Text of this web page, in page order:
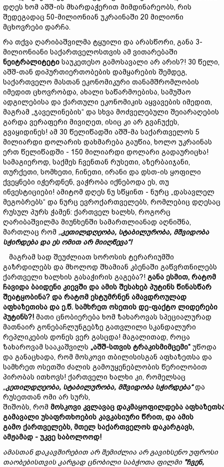
დღეს ხომ აშშ-ის მხარდაჭერით მიმდინარეობს, რის
შედეგადაც 50-მილიონიან უკრაინაში 20 მილიონი
მცხოვრები დარჩა.
რა თქვა ღარიბაშვილმა ტყუილი და არასწორი, განა 3-
მილიონიანი საქართველოსთვის ამ ვითარებაში
ნეიტრალიტეტი საუკეთესო გამოსავალი არ არის?! 30 წელი,
აშშ-თან დიპურთიერთობების დამყარების შემდეგ,
საქართველო მასთან ეკონომიკური თანამშრომლობის
იმედით ცხოვრობდა, ახალი საწარმოებისა, სამუშაო
ადგილებისა და ქართული ეკონომიკის აყვავების იმედით,
მაგრამ „ჯაველინების“ და სხვა მოძველებული შეიარაღების
გარდა ვერაფერი მივიღეთ, ისიც კი არ გვაჩუქეს,
გვაყიდინეს! ამ 30 წელიწადში აშშ-მა საქართველოს 5
მილიარდი დოლარის დახმარება გაუწია, ხოლო უკრაინას
ერთ წელიწადში - 150 მილიარდი დოლარი გადაურიცხა!
სამაგიეროდ, საქმეს ჩვენთან რუსეთი, აზერბაიჯანი,
თურქეთი, სომხეთი, ჩინეთი, ირანი და დსთ-ის ყოფილი
ქვეყნები იჭერდნენ, ვაჭრობა იქნებოდა ეს, თუ
ინვესტიციები! ამიტომ დღეს ნუ სწყინთ - ნურც „დასავლელ
მეგობრებს“ და ნურც ევროქართველებს, რომლებიც დღესაც
რუსულ პურს ჭამენ: ქართველ ხალხს, როგორც
ღარიბაშვილმა მიუნხენში სამართლიანად აღნიშნა,
მართლაც რომ „კეთილდღეობა, სტაბილურობა, მშვიდობა
სჭირდება და ეს ომით არ მიიღწევა“!
მაგრამ სად შეუძლიათ სოროსის ტერარიუმში
გაზრდილებს და მხოლოდ შხამიან კბენაში გაწვრთნილებს
ქართველი ხალხის გასაჭირის გაგება?! განა ესმით, რატომ
ჩავიდა ბაიდენი კიევში და ამის შესახებ პუტინს წინასწარ
შეატყობინა? და რატომ ესტუმრნენ ამავდროულად
აფხაზეთისა და ე.წ. სამხრეთ ოსეთის დე-ფაქტო ლიდერები
პუტინს?! მათი ცნობიერება ხომ ზახაროვას სპეციალურად
მათნაირ გონებაჩლუნგებზე გათვლილი სკანდალური
რეპლიკების დონეს ვერ გასცდა! მაგალითად, როცა
ზახაროვამ სააკაშვილს „აშშ-სთვის ტრაკისმიმცემი“ უწოდა
და განაცხადა, რომ მოსკოვი თბილისისგან აფხაზეთსა და
სამხრეთ ოსეთში ძალის გამოუყენებლობის წერილობით
პირობას ითხოვს! ქართველი ხალხი კი, რომელსაც
„კეთილდღეობა, სტაბილურობა, მშვიდობა სჭირდება“და
რუსეთთან ომი არ სურს,
შიშობს, რომ მოსკოვი კვლავაც დაკმაყოფილდება
გამავალი უსაფრთხოების კავკასიური წრით, და ამის
გამო ქართველებს, მთელ საქართველოს დაკარგავს,
ამჟამად - უკვე საბოლოოდ!
ამასთან დაკავშირებით არ შემიძლია არ გავიხსენო უფროსი
თაობებისთვის კარგად ცნობილი საბჭოთა ფილმი "ჩვენ,